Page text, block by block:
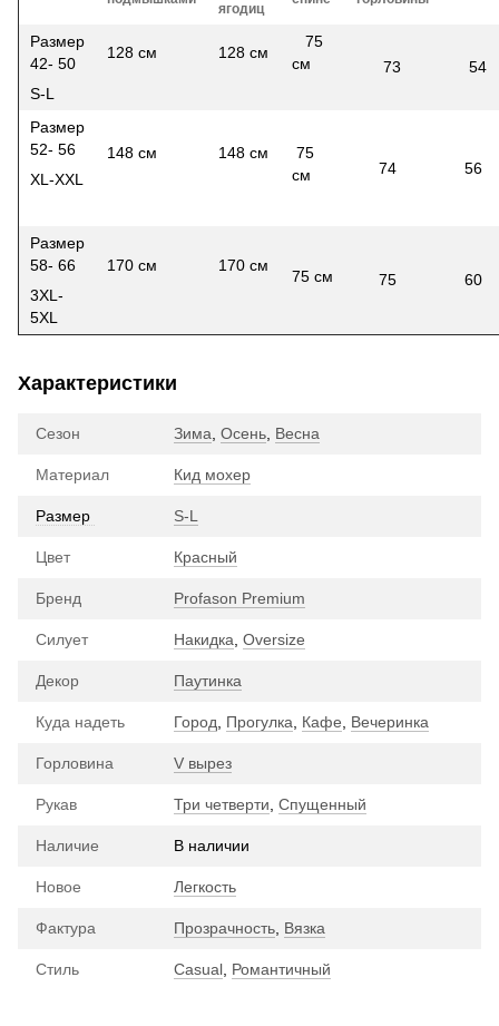
ягодиц
Размер
42- 50
S-L
128 см 128 см
75
см
73 54
Размер
52- 56
XL-XXL
148 см 148 см
75
см
74 56
Размер
58- 66
3XL-
5XL
170 см 170 см
75 см 75 60
Характеристики
Сезон Зима, Осень, Весна
Материал Кид мохер
Размер S-L
Цвет Красный
Бренд Profason Premium
Силует Накидка, Oversize
Декор Паутинка
Куда надеть Город, Прогулка, Кафе, Вечеринка
Горловина V вырез
Рукав Три четверти, Спущенный
Наличие В наличии
Новое Легкость
Фактура Прозрачность, Вязка
Стиль Casual, Романтичный